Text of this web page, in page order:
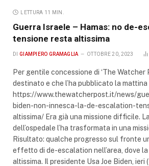
LETTURA 11 MIN.
Guerra Israele – Hamas: no de-
tensione resta altissima
DI GIAMPIERO GRAMAGLIA OTTOBRE 20, 2023
Per gentile concessione di ‘The Watcher
destinato e che l’ha pubblicato la mattina
https://www.thewatcherpost.it/news/
biden-non-innesca-la-de-escalation-
altissima/ Era già una missione difficile.
dell’ospedale l’ha trasformata in una
Risultato: qualche progresso sul fronte
effetto di de-escalation nell’area, dove
altissima. Il presidente Usa Joe Biden, ieri